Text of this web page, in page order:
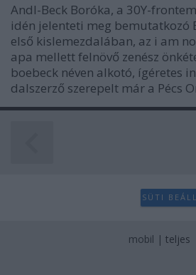
Andl-Beck Boróka, a 30Y-
idén jelenteti meg bemutatkozó
első kislemezdalában, az i am
apa mellett felnövő zenész
boebeck néven alkotó, ígéretes
dalszerző szerepelt már a Pécs
SÜTI
mobil | teljes